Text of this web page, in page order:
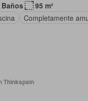
Baños
95 m²
Completamente
Thinkspain